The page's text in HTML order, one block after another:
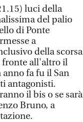
luci della
del palio
di Ponte
a
della scorsa
fronte all'altro il
anno fa fu il San
antagonisti.
il bis o se sarà
Bruno, a